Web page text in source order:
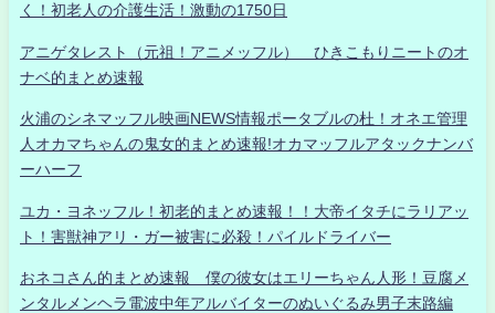
く！初老人の介護生活！激動の1750日
アニゲタレスト（元祖！アニメッフル） ひきこもりニートのオ
ナベ的まとめ速報
火浦のシネマッフル映画NEWS情報ポータブルの杜！オネエ管理
人オカマちゃんの鬼女的まとめ速報!オカマッフルアタックナンバ
ーハーフ
ユカ・ヨネッフル！初老的まとめ速報！！大帝イタチにラリアッ
ト！害獣神アリ・ガー被害に必殺！パイルドライバー
おネコさん的まとめ速報 僕の彼女はエリーちゃん人形！豆腐メ
ンタルメンヘラ電波中年アルバイターのぬいぐるみ男子末路編